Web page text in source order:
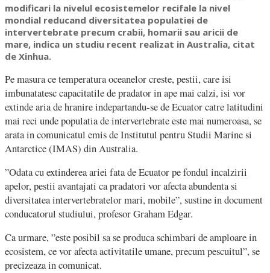
modificari la nivelul ecosistemelor recifale la nivel
mondial reducand diversitatea populatiei de
intervertebrate precum crabii, homarii sau aricii de
mare, indica un studiu recent realizat in Australia, citat
de Xinhua.
Pe masura ce temperatura oceanelor creste, pestii, care isi
imbunatatesc capacitatile de pradator in ape mai calzi, isi vor
extinde aria de hranire indepartandu-se de Ecuator catre latitudini
mai reci unde populatia de intervertebrate este mai numeroasa, se
arata in comunicatul emis de Institutul pentru Studii Marine si
Antarctice (IMAS) din Australia.
”Odata cu extinderea ariei fata de Ecuator pe fondul incalzirii
apelor, pestii avantajati ca pradatori vor afecta abundenta si
diversitatea intervertebratelor mari, mobile”, sustine in document
conducatorul studiului, profesor Graham Edgar.
Ca urmare, ”este posibil sa se produca schimbari de amploare in
ecosistem, ce vor afecta activitatile umane, precum pescuitul”, se
precizeaza in comunicat.